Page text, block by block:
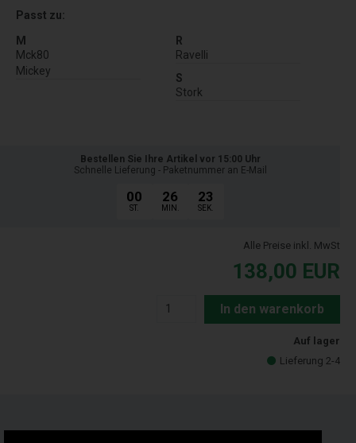
Passt zu:
M
Mck80
Mickey
R
Ravelli
S
Stork
Bestellen Sie Ihre Artikel vor 15:00 Uhr
Schnelle Lieferung - Paketnummer an E-Mail
00
ST.
26
MIN.
22
SEK.
Alle Preise inkl. MwSt
138,00 EUR
In den warenkorb
Auf lager
Lieferung 2-4